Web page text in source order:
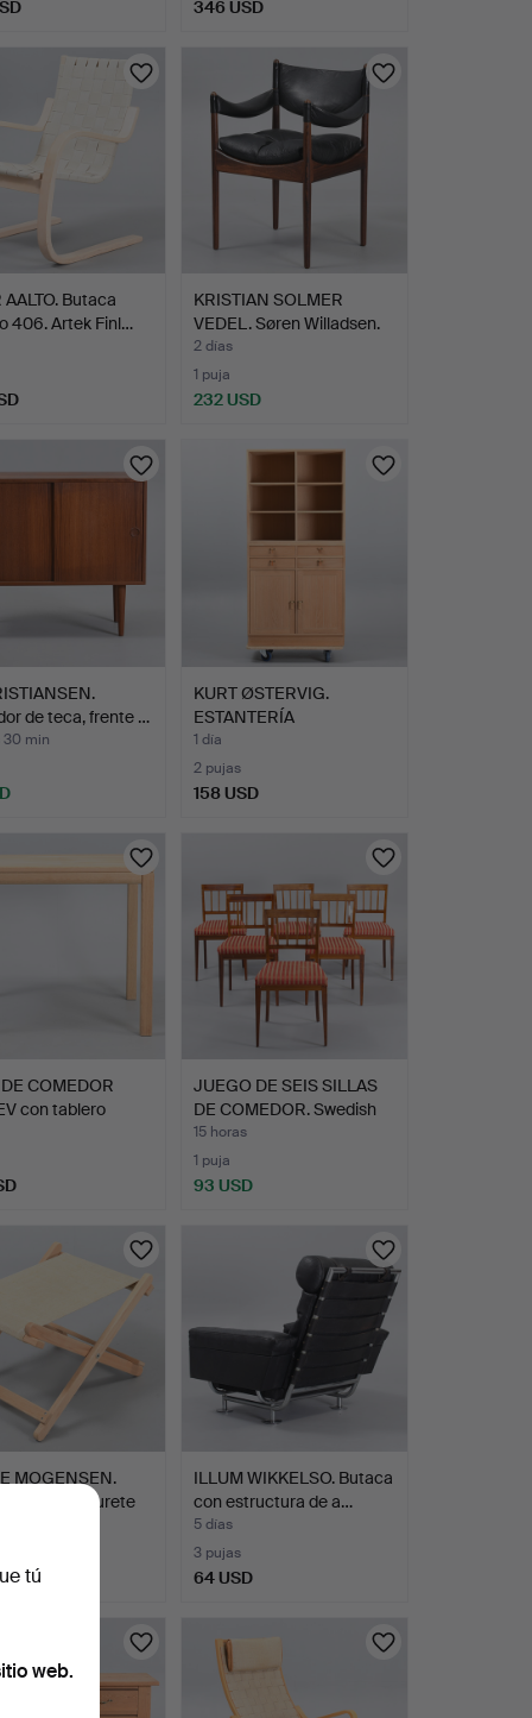
346 USD
AALTO. Butaca
406. Artek Finl…
KRISTIAN SOLMER
VEDEL. Søren Willadsen.
Si…
2 días
1 puja
232 USD
de teca, frente …
30 min
KURT ØSTERVIG.
ESTANTERÍA
TRANEKÆR, dos mó…
1 día
2 pujas
158 USD
COMEDOR
con tablero
JUEGO DE SEIS SILLAS
DE COMEDOR. Swedish
G…
15 horas
1 puja
93 USD
MOGENSEN.
bandeja / taburete
ILLUM WIKKELSO. Butaca
con estructura de a…
5 días
3 pujas
64 USD
tú
web.